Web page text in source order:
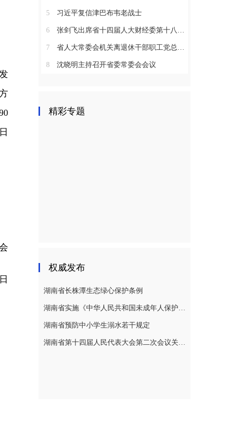
5 习近平复信津巴布韦老战士
6 张剑飞出席省十四届人大财经委第十八次全体会议
7 省人大常委会机关离退休干部职工党总支召开2025年度总结表彰大会
8 沈晓明主持召开省委常委会会议
精彩专题
权威发布
湖南省长株潭生态绿心保护条例
湖南省实施《中华人民共和国未成年人保护法》若干规定
湖南省预防中小学生溺水若干规定
湖南省第十四届人民代表大会第二次会议关于湖南省人民代表大会常务委员会工作报告的决议